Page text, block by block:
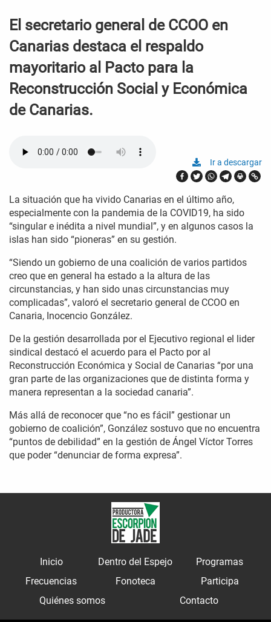
El secretario general de CCOO en
Canarias destaca el respaldo
mayoritario al Pacto para la
Reconstrucción Social y Económica
de Canarias.
Ir a descargar
La situación que ha vivido Canarias en el último año,
especialmente con la pandemia de la COVID19, ha sido
“singular e inédita a nivel mundial”, y en algunos casos la
islas han sido “pioneras” en su gestión.
“Siendo un gobierno de una coalición de varios partidos
creo que en general ha estado a la altura de las
circunstancias, y han sido unas circunstancias muy
complicadas”, valoró el secretario general de CCOO en
Canaria, Inocencio González.
De la gestión desarrollada por el Ejecutivo regional el lider
sindical destacó el acuerdo para el Pacto por al
Reconstrucción Económica y Social de Canarias “por una
gran parte de las organizaciones que de distinta forma y
manera representan a la sociedad canaria”.
Más allá de reconocer que “no es fácil” gestionar un
gobierno de coalición”, González sostuvo que no encuentra
“puntos de debilidad” en la gestión de Ángel Víctor Torres
que poder “denunciar de forma expresa”.
Inicio Dentro del Espejo
Programas
Frecuencias
Fonoteca
Participa
Quiénes somos
Contacto